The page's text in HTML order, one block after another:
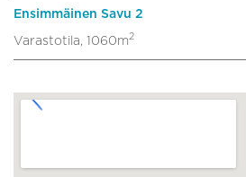
Ensimmäinen Savu 2
Varastotila, 1060m2